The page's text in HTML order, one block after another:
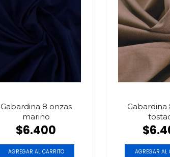
Gabardina 8 onzas
marino
$6.400
AGREGAR AL CARRITO
Gabardina
AGREGAR AL